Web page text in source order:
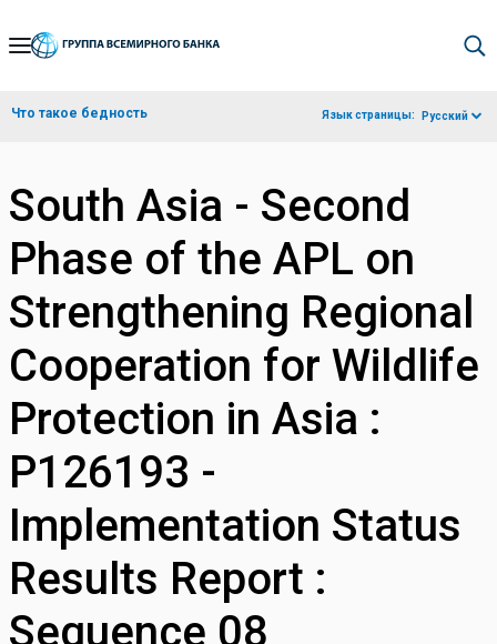
Skip
Navigation
Что такое бедность Язык страницы: Русский
South Asia - Second
Phase of the APL on
Strengthening Regional
Cooperation for Wildlife
Protection in Asia :
P126193 -
Implementation Status
Results Report :
Sequence 08